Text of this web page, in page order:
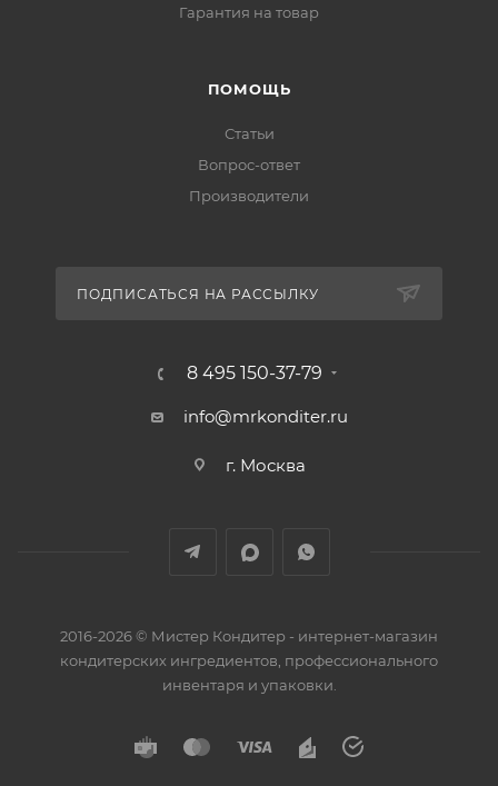
Гарантия на товар
ПОМОЩЬ
Статьи
Вопрос-ответ
Производители
ПОДПИСАТЬСЯ НА РАССЫЛКУ
8 495 150-37-79
info@mrkonditer.ru
г. Москва
2016-2026 © Мистер Кондитер - интернет-магазин
кондитерских ингредиентов, профессионального
инвентаря и упаковки.